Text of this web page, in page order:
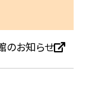
のお知らせ